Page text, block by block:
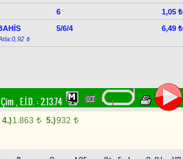
6
1,05 ₺
5/6/4 6,49 ₺
₺
,E.İ.D. :2.13.74
4.)1.863 t 5.)932 t